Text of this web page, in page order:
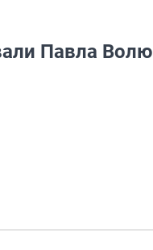
Павла Волю